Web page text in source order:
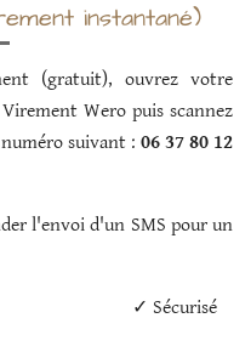
instantané)
(gratuit), ouvrez votre
Wero puis scannez
numéro suivant : 06 37 80 12
l'envoi d'un SMS pour un